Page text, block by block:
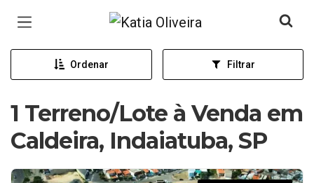
Página inicial
Ordenar Filtrar
1 Terreno/Lote à Venda em
Caldeira, Indaiatuba, SP